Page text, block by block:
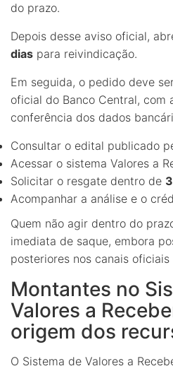
do prazo.
Depois desse aviso oficial,
dias para reivindicação.
Em seguida, o pedido deve
oficial do Banco Central, com
conferência dos dados
Consultar o edital publicado
Acessar o sistema Valores a
Solicitar o resgate dentro de
Acompanhar a análise e o
Quem não agir dentro do
imediata de saque, embora
posteriores nos canais
Montantes no
Valores a
origem dos
O Sistema de Valores a